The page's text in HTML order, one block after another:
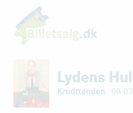
Lydens
Krudttønden · 08-